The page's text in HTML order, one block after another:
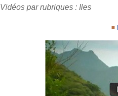
Vidéos par rubriques : Iles